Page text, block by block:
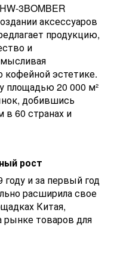
3BOMBER
аксессуаров
продукцию,
и
кофейной эстетике.
площадью 20 000 м²
добившись
в 60 странах и
рост
и за первый год
расширила свое
Китая,
рынке товаров для